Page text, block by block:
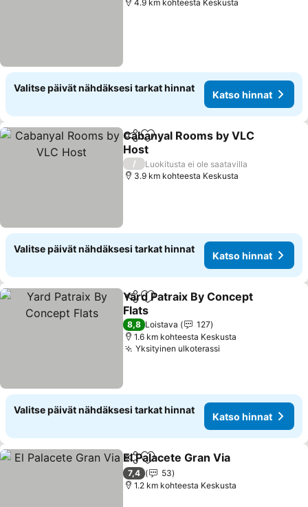
4.9 km kohteesta Keskusta
Valitse päivät nähdäksesi tarkat hinnat
Katso hinnat
Jaa Lisää suosikkeihin
Cabanyal Rooms by VLC
Host
Katso hinnat
/
Luokitusta ei ole saatavilla
3.9 km kohteesta Keskusta
Valitse päivät nähdäksesi tarkat hinnat
Katso hinnat
Jaa Lisää suosikkeihin
Yard Patraix By Concept
Flats
Katso hinnat
8,8 Loistava
127
1.6 km kohteesta Keskusta
Yksityinen ulkoterassi
Valitse päivät nähdäksesi tarkat hinnat
Katso hinnat
Jaa Lisää suosikkeihin
El Palacete Gran Via
7,4
53
1.2 km kohteesta Keskusta